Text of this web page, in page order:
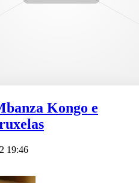
Kongo e
19:46